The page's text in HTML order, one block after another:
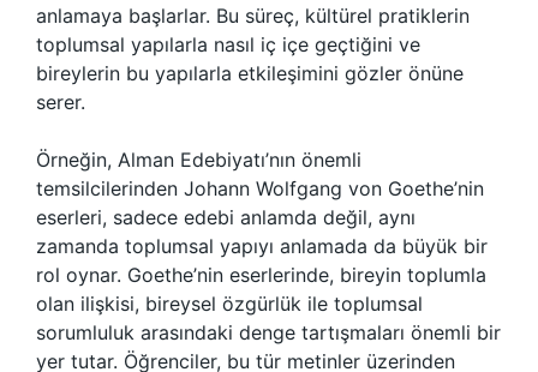
anlamaya başlarlar. Bu süreç, kültürel pratiklerin
toplumsal yapılarla nasıl iç içe geçtiğini ve
bireylerin bu yapılarla etkileşimini gözler önüne
serer.
Örneğin, Alman Edebiyatı’nın önemli
temsilcilerinden Johann Wolfgang von Goethe’nin
eserleri, sadece edebi anlamda değil, aynı
zamanda toplumsal yapıyı anlamada da büyük bir
rol oynar. Goethe’nin eserlerinde, bireyin toplumla
olan ilişkisi, bireysel özgürlük ile toplumsal
sorumluluk arasındaki denge tartışmaları önemli bir
yer tutar. Öğrenciler, bu tür metinler üzerinden